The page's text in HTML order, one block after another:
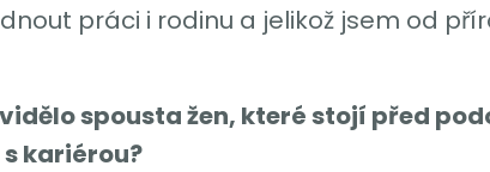
práci i rodinu a jelikož jsem od
spousta žen, které stojí před
kariérou?